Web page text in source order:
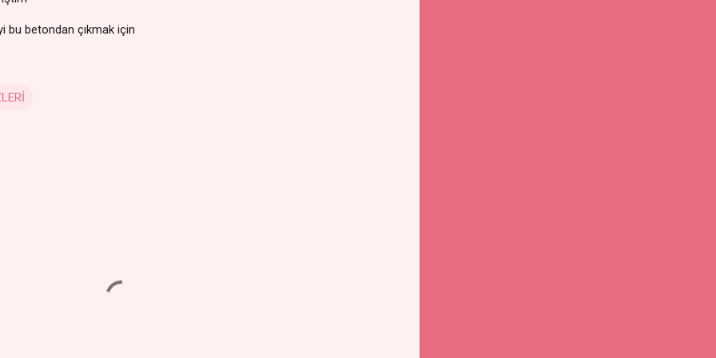
bu betondan çıkmak için